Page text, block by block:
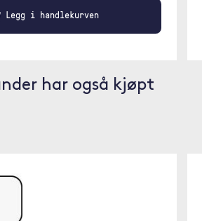
Legg i handlekurven
har også kjøpt